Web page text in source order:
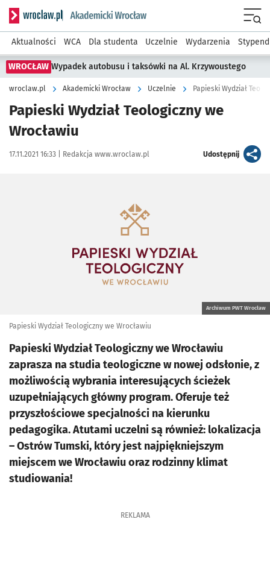
Serwis informacyjny wroclaw.pl podserwis: Akademicki
Aktualności WCA Dla studenta Uczelnie Wydarzenia
WROCŁAW Wypadek autobusu i taksówki na Al. Krzywoustego
wroclaw.pl Akademicki Wrocław Uczelnie Papieski Wydział
Papieski Wydział Teologiczny we
Wrocławiu
Data publikacji:
17.11.2021 16:33 | Autor:
Redakcja www.wroclaw.pl Udostępnijartykuł
Archiwum PWT Wrocław
Papieski Wydział Teologiczny we Wrocławiu
Papieski Wydział Teologiczny we Wrocławiu
zaprasza na studia teologiczne w nowej odsłonie, z
możliwością wybrania interesujących ścieżek
uzupełniających główny program. Oferuje też
przyszłościowe specjalności na kierunku
pedagogika. Atutami uczelni są również: lokalizacja
– Ostrów Tumski, który jest najpiękniejszym
miejscem we Wrocławiu oraz rodzinny klimat
studiowania!
REKLAMA